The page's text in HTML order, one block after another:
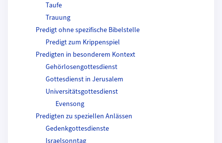
Taufe
Trauung
Predigt ohne spezifische Bibelstelle
Predigt zum Krippenspiel
Predigten in besonderem Kontext
Gehörlosengottesdienst
Gottesdienst in Jerusalem
Universitätsgottesdienst
Evensong
Predigten zu speziellen Anlässen
Gedenkgottesdienste